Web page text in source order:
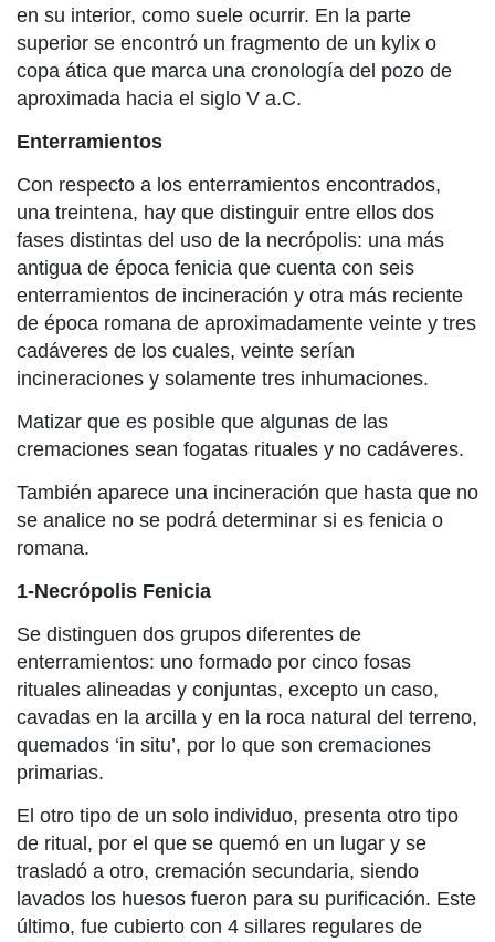
en su interior, como suele ocurrir. En la parte
superior se encontró un fragmento de un kylix o
copa ática que marca una cronología del pozo de
aproximada hacia el siglo V a.C.
Enterramientos
Con respecto a los enterramientos encontrados,
una treintena, hay que distinguir entre ellos dos
fases distintas del uso de la necrópolis: una más
antigua de época fenicia que cuenta con seis
enterramientos de incineración y otra más reciente
de época romana de aproximadamente veinte y tres
cadáveres de los cuales, veinte serían
incineraciones y solamente tres inhumaciones.
Matizar que es posible que algunas de las
cremaciones sean fogatas rituales y no cadáveres.
También aparece una incineración que hasta que no
se analice no se podrá determinar si es fenicia o
romana.
1-Necrópolis Fenicia
Se distinguen dos grupos diferentes de
enterramientos: uno formado por cinco fosas
rituales alineadas y conjuntas, excepto un caso,
cavadas en la arcilla y en la roca natural del terreno,
quemados ‘in situ’, por lo que son cremaciones
primarias.
El otro tipo de un solo individuo, presenta otro tipo
de ritual, por el que se quemó en un lugar y se
trasladó a otro, cremación secundaria, siendo
lavados los huesos fueron para su purificación. Este
último, fue cubierto con 4 sillares regulares de